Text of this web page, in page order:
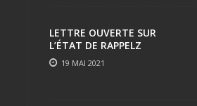
LETTRE OUVERTE SUR
L’ÉTAT DE RAPPELZ
19 MAI 2021